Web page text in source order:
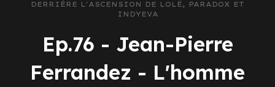
DERRIÈRE L'ASCENSION DE LOLË, PARADOX ET
INDYEVA
Ep.76 - Jean-Pierre
Ferrandez - L'homme